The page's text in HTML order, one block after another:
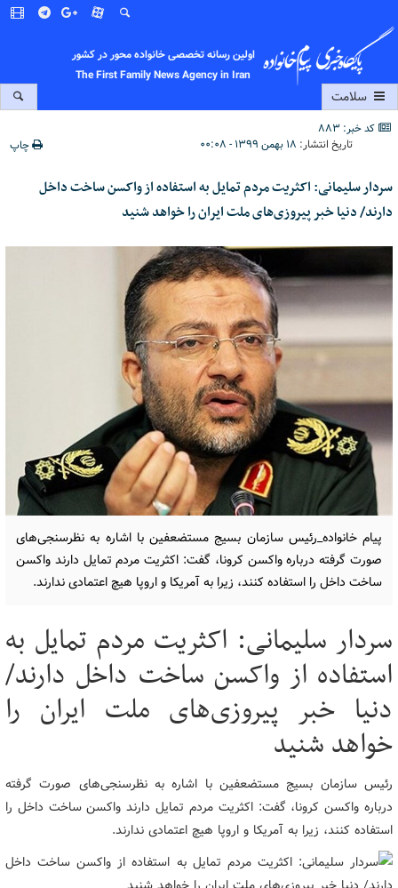
اولین رسانه تخصصی خانواده محور در کشور
The First Family News Agency in Iran
سلامت
کد خبر: 883
تاریخ انتشار: ۱۸ بهمن ۱۳۹۹ - ۰۰:۰۸ چاپ
سردار سلیمانی: اکثریت مردم تمایل به استفاده از واکسن ساخت داخل
دارند/ دنیا خبر پیروزی‌های ملت ایران را خواهد شنید
پیام خانواده_رئیس سازمان بسیج مستضعفین با اشاره به نظرسنجی‌های
صورت گرفته درباره واکسن کرونا، گفت: اکثریت مردم تمایل دارند واکسن
ساخت داخل را استفاده کنند، زیرا به آمریکا و اروپا هیچ اعتمادی ندارند.
سردار سلیمانی: اکثریت مردم تمایل به
استفاده از واکسن ساخت داخل دارند/
دنیا خبر پیروزی‌های ملت ایران را
خواهد شنید
رئیس سازمان بسیج مستضعفین با اشاره به نظرسنجی‌های صورت گرفته
درباره واکسن کرونا، گفت: اکثریت مردم تمایل دارند واکسن ساخت داخل را
استفاده کنند، زیرا به آمریکا و اروپا هیچ اعتمادی ندارند.